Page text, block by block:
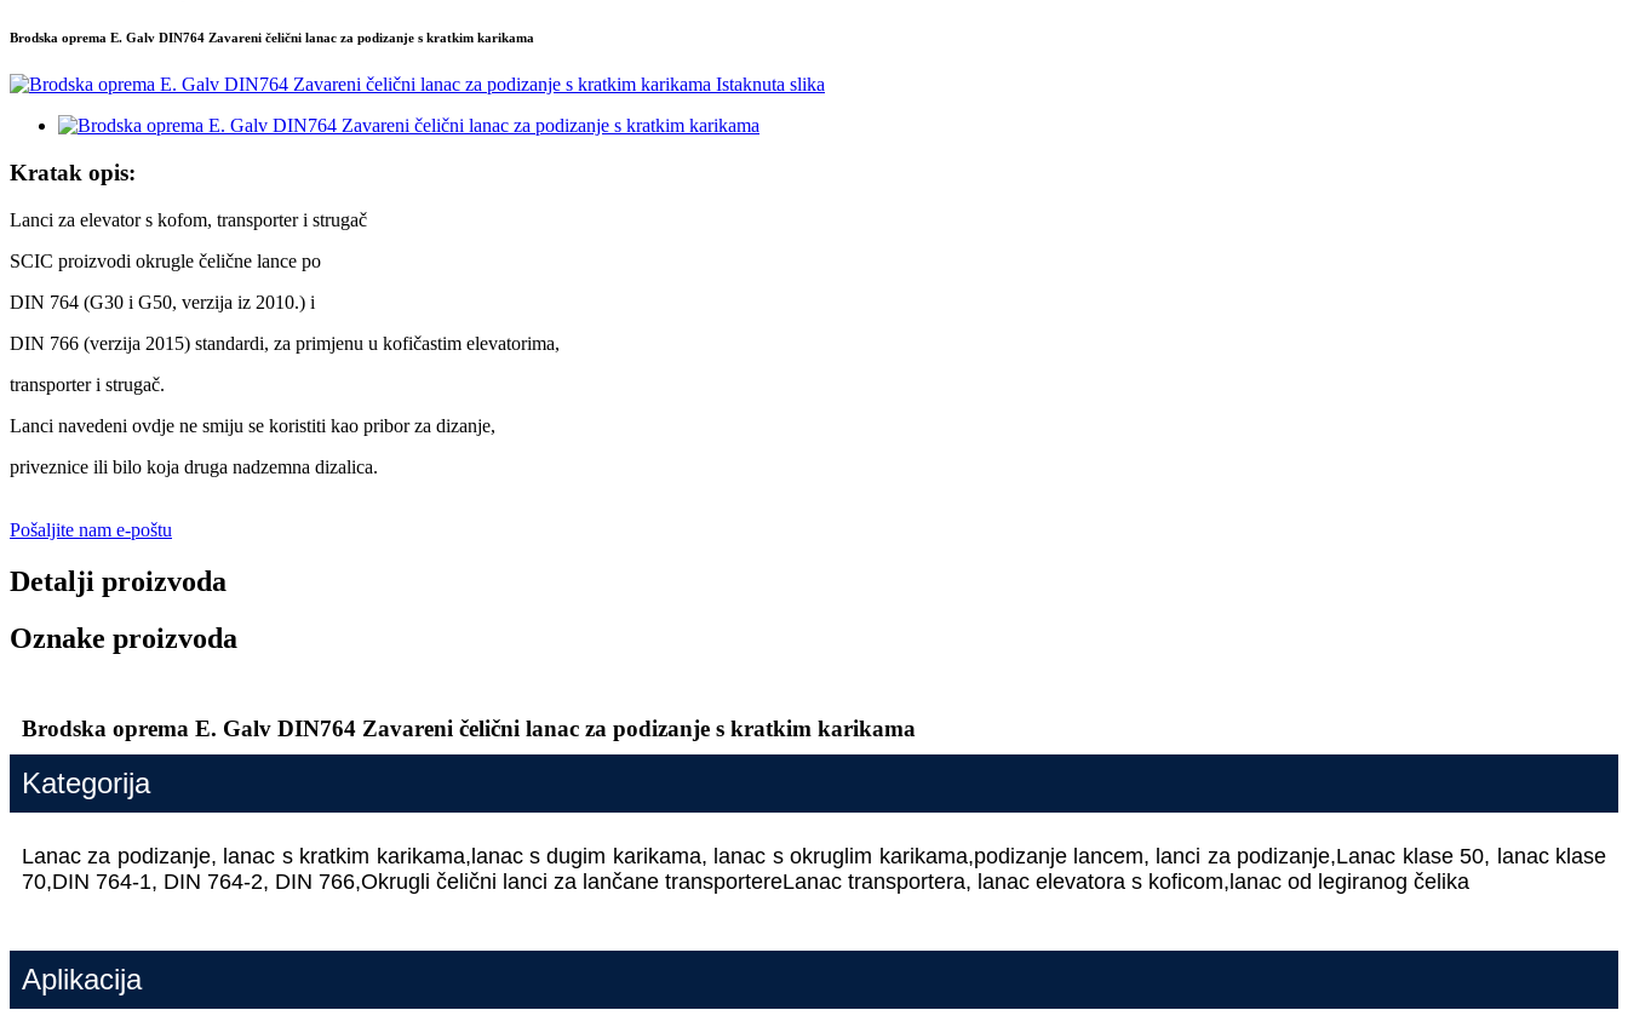
Brodska oprema E. Galv DIN764 Zavareni čelični lanac za podizanje s kratkim karikama
Kratak opis:
Lanci za elevator s kofom, transporter i strugač
SCIC proizvodi okrugle čelične lance po
DIN 764 (G30 i G50, verzija iz 2010.) i
DIN 766 (verzija 2015) standardi, za primjenu u kofičastim elevatorima,
transporter i strugač.
Lanci navedeni ovdje ne smiju se koristiti kao pribor za dizanje,
priveznice ili bilo koja druga nadzemna dizalica.
Pošaljite nam e-poštu
Detalji proizvoda
Oznake proizvoda
Brodska oprema E. Galv DIN764 Zavareni čelični lanac za podizanje s kratkim karikama
Kategorija
Lanac za podizanje, lanac s kratkim karikama,lanac s dugim karikama, lanac s okruglim karikama,podizanje lancem, lanci za podizanje,Lanac klase 50, lanac klase
70,DIN 764-1, DIN 764-2, DIN 766,Okrugli čelični lanci za lančane transportereLanac transportera, lanac elevatora s koficom,lanac od legiranog čelika
Aplikacija